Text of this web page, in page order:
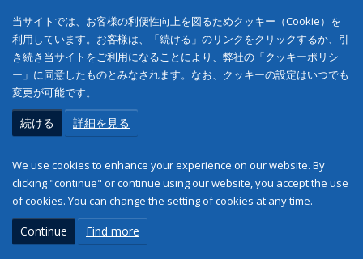
当サイトでは、お客様の利便性向上を図るためクッキー（Cookie）を
利用しています。お客様は、「続ける」のリンクをクリックするか、引
き続き当サイトをご利用になることにより、弊社の「クッキーポリシ
ー」に同意したものとみなされます。なお、クッキーの設定はいつでも
変更が可能です。
続ける 詳細を見る
We use cookies to enhance your experience on our website. By
clicking "continue" or continue using our website, you accept the use
of cookies. You can change the setting of cookies at any time.
Continue Find more